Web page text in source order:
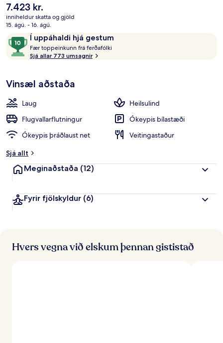
sundlaugin og hjálpsamt starfsfólk.
Núverandi
verð
er
7.423 kr.
7.423 kr.
inniheldur skatta og gjöld
15. ágú. - 16. ágú.
UmsagnirÍ uppáhaldi hjá gestum
10
af
10,
uppáhaldi
hjá
gestum
Fær toppeinkunn frá ferðafólki
p
p
e
n
n
r
ð
Sjá allar 773 umsagnir
Vinsæl aðstaða
Laug
Heilsulind
Flugvallarflutningur
Ókeypis bílastæði
Ókeypis þráðlaust net
Veitingastaður
Sjá allt
Meginaðstaða (12)
Fyrir fjölskyldur (6)
Hvers vegna við elskum þennan gististað